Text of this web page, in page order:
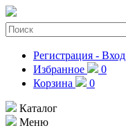
Регистрация - Вход
Избранное
0
Корзина
0
Каталог
Меню